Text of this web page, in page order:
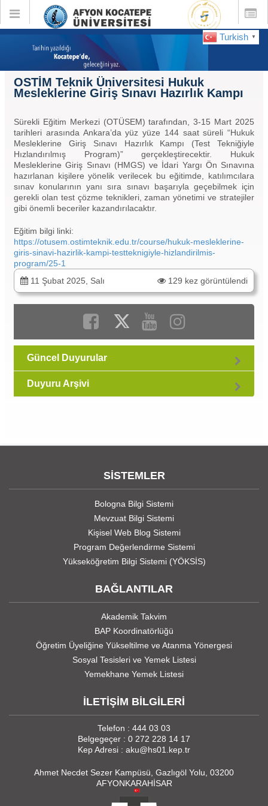
Toggle
global
Toggle
Turkish ▼
OSTİM Teknik Üniversitesi Hukuk
Mesleklerine Giriş Sınavı Hazırlık Kampı
Sürekli Eğitim Merkezi (OTÜSEM) tarafından, 3-15 Mart 2025
tarihleri arasında Ankara’da yüz yüze 144 saat süreli “Hukuk
Mesleklerine Giriş Sınavı Hazırlık Kampı (Test Tekniğiyle
Hızlandırılmış Program)” gerçekleştirecektir. Hukuk
Mesleklerine Giriş Sınavı (HMGS) ve İdari Yargı Ön Sınavına
hazırlanan kişilere yönelik verilecek bu eğitimde, katılımcılara
sınav konularının yanı sıra sınavı başarıyla geçebilmek için
gerekli olan test çözme teknikleri, zaman yönetimi ve stratejiler
gibi önemli beceriler kazandırılacaktır.
Eğitim bilgi linki:
https://otusem.ostimteknik.edu.tr/course/hukuk-mesleklerine-
giris-sinavi-hazirlik-kampi-testteknigiyle-hizlandirilmis-
program/25-1
11 Şubat 2025, Salı
129 kez görüntülendi
Güncel Duyurular
Duyuru Arşivi
SİSTEMLER
Bologna Bilgi Sistemi
Mevzuat Bilgi Sistemi
Kişisel Web Blog Sistemi
Program Değerlendirme Sistemi
Yükseköğretim Bilgi Sistemi (YÖKSİS)
BAĞLANTILAR
Akademik Takvim
BAP Koordinatörlüğü
Öğretim Üyeliğine Yükseltilme ve Atanma Yönergesi
Sosyal Tesisleri ve Yemek Listesi
Yemekhane Yemek Listesi
İLETİŞİM BİLGİLERİ
Telefon : 444 03 03
Belgegeçer : 0 272 228 14 17
Kep Adresi : aku@hs01.kep.tr
Ahmet Necdet Sezer Kampüsü, Gazlıgöl Yolu, 03200
AFYONKARAHİSAR